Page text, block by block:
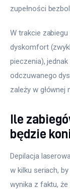
zupełności
W trakcie
dyskomfort
pieczenia),
odczuwanego
zależy w głównej
Ile
będzie
Depilacja
w kilku seriach,
wynika z faktu,